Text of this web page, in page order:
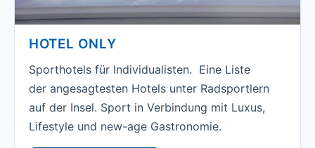
HOTEL ONLY
Sporthotels für Individualisten. Eine Liste
der angesagtesten Hotels unter Radsportlern
auf der Insel. Sport in Verbindung mit Luxus,
Lifestyle und new-age Gastronomie.